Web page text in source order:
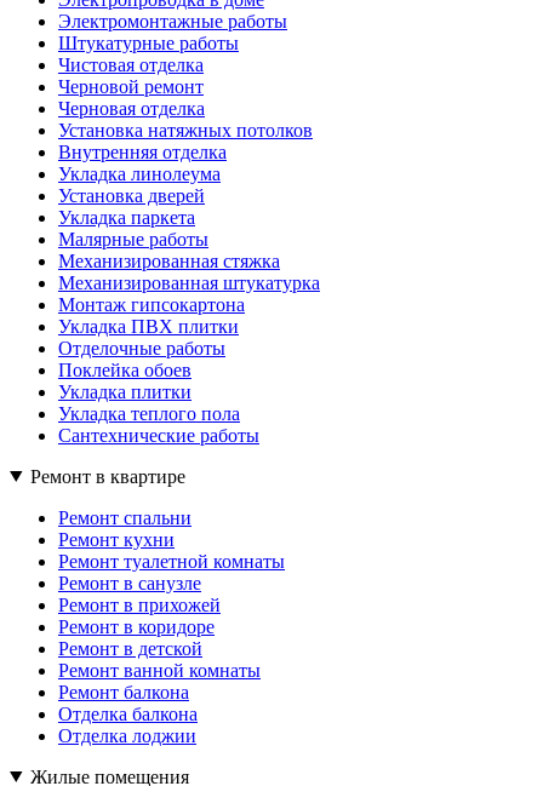
Электромонтажные работы
Штукатурные работы
Чистовая отделка
Черновой ремонт
Черновая отделка
Установка натяжных потолков
Внутренняя отделка
Укладка линолеума
Установка дверей
Укладка паркета
Малярные работы
Механизированная стяжка
Механизированная штукатурка
Монтаж гипсокартона
Укладка ПВХ плитки
Отделочные работы
Поклейка обоев
Укладка плитки
Укладка теплого пола
Сантехнические работы
Ремонт в квартире
Ремонт спальни
Ремонт кухни
Ремонт туалетной комнаты
Ремонт в санузле
Ремонт в прихожей
Ремонт в коридоре
Ремонт в детской
Ремонт ванной комнаты
Ремонт балкона
Отделка балкона
Отделка лоджии
Жилые помещения